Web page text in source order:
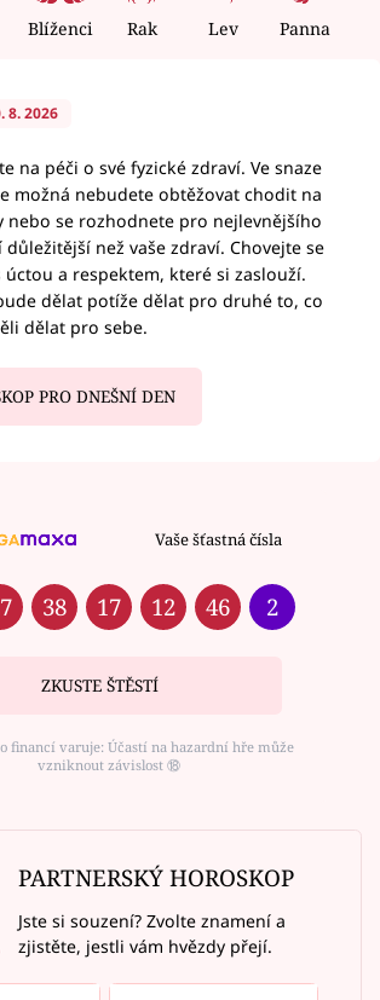
Blíženci Rak Lev Panna
8. 2026
na péči o své fyzické zdraví. Ve snaze
možná nebudete obtěžovat chodit na
se rozhodnete pro nejlevnějšího
než vaše zdraví. Chovejte se
úctou a respektem, které si zaslouží.
dělat potíže dělat pro druhé to, co
dělat pro sebe.
PRO DNEŠNÍ DEN
Vaše šťastná čísla
38 17 12 46 2
ZKUSTE ŠTĚSTÍ
financí varuje: Účastí na hazardní hře může
vzniknout závislost ⑱
PARTNERSKÝ HOROSKOP
Jste si souzení? Zvolte znamení a
zjistěte, jestli vám hvězdy přejí.